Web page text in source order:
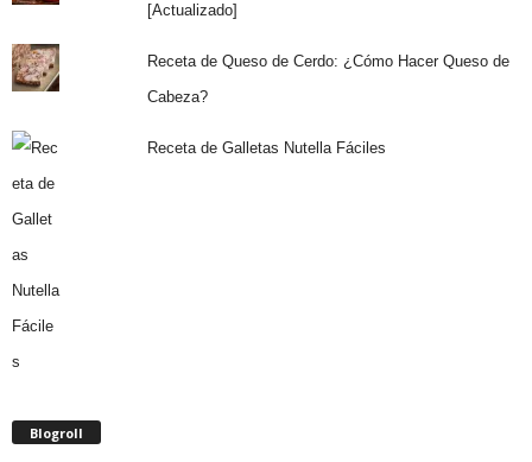
[Actualizado]
Receta de Queso de Cerdo: ¿Cómo Hacer Queso de
Cabeza?
Receta de Galletas Nutella Fáciles
Blogroll